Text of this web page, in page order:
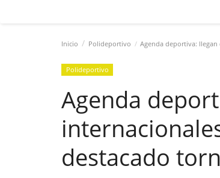
Inicio Polideportivo Agenda deportiva: llegan
Polideportivo
Agenda
destacado